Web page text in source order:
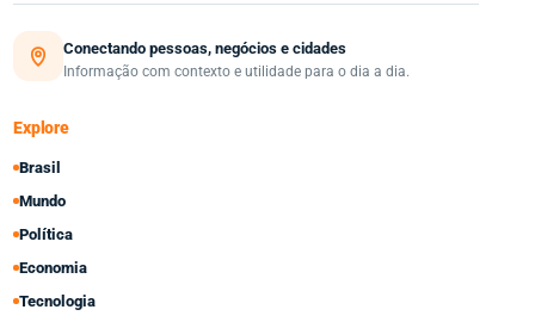
Conectando pessoas, negócios e cidades
Informação com contexto e utilidade para o dia a dia.
Explore
Brasil
Mundo
Política
Economia
Tecnologia